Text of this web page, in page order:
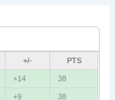
5
+/- PTS
+14 38
+9 38